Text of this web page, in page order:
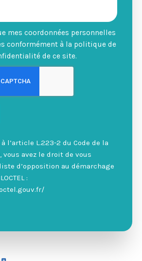
mes coordonnées personnelles
conformément à la politique de
de ce site.
l’article L.223-2 du Code de la
vous avez le droit de vous
d’opposition au démarchage
: